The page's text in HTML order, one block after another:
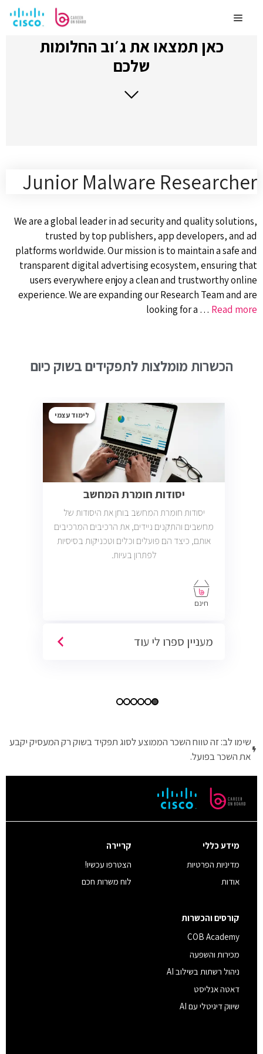
לתוכןMenu
כאן תמצאו את ג׳וב החלומות
שלכם
Junior Malware Researcher
We are a global leader in ad security and quality solutions,
trusted by top publishers, app developers, and ad
platforms worldwide. Our mission is to maintain a safe and
transparent digital advertising ecosystem, ensuring that
users everywhere enjoy a clean and trustworthy online
experience. We are expanding our Research Team and are
looking for a … Read more
הכשרות מומלצות לתפקידים בשוק כיום
לימוד עצמי
יסודות חומרת המחשב
יסודות חומרת המחשב בוחן את היסודות של
מחשבים והתקנים ניידים, את הרכיבים המרכיבים
אותם, כיצד הם פועלים וכלים וטכניקות בסיסיות
לפתרון בעיות.
חינם
מעניין ספרו לי עוד
שימו לב: זה טווח השכר הממוצע לסוג תפקיד בשוק רק המעסיק יקבע
את השכר בפועל.
מידע כללי
מדיניות הפרטיות
אודות
קריירה
הצטרפו עכשיו!
לוח משרות חכם
קורסים והכשרות
COB Academy
מכירות והשפעה
ניהול רשתות בשילוב AI
דאטה אנליסט
שיווק דיגיטלי עם AI